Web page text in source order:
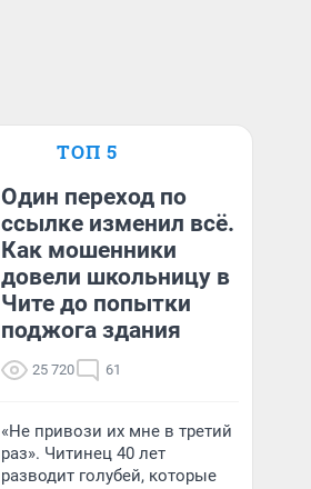
ТОП 5
Один переход по
ссылке изменил всё.
Как мошенники
довели школьницу в
Чите до попытки
поджога здания
25 720 61
«Не привози их мне в третий
раз». Читинец 40 лет
разводит голубей, которые